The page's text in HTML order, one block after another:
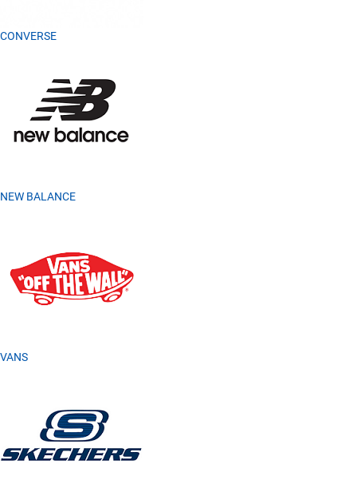
CONVERSE
NEW BALANCE
VANS